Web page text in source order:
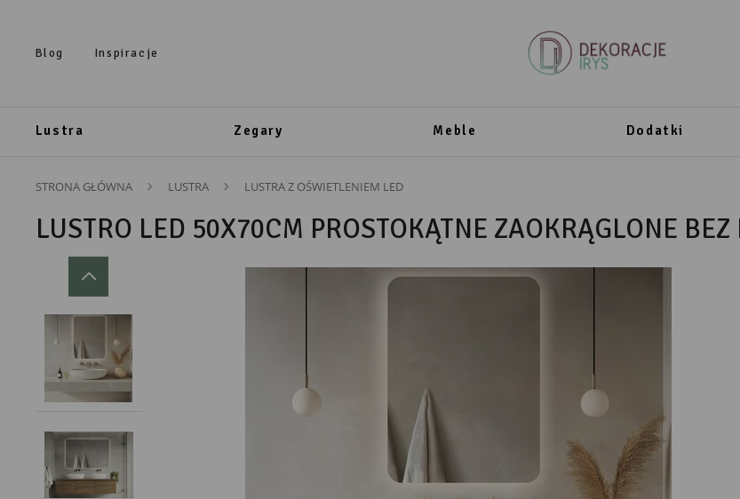
Blog Inspiracje
Lustra Zegary Meble Dodatki
STRONA GŁÓWNA LUSTRA LUSTRA Z OŚWIETLENIEM LED
LUSTRO LED 50X70CM PROSTOKĄTNE ZAOKRĄGLONE